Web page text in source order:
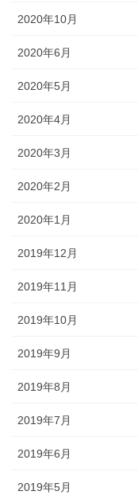
2020年10月
2020年6月
2020年5月
2020年4月
2020年3月
2020年2月
2020年1月
2019年12月
2019年11月
2019年10月
2019年9月
2019年8月
2019年7月
2019年6月
2019年5月